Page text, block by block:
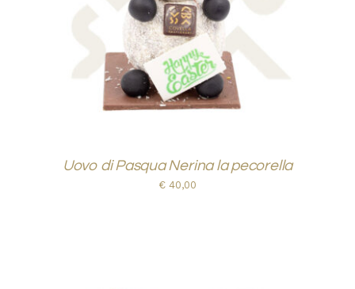
Uovo di Pasqua Nerina la pecorella
€ 40,00